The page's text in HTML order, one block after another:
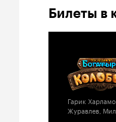
Билеты в
Гарик
Журавлев,